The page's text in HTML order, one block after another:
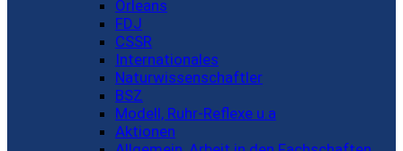
Orleans
FDJ
CSSR
Internationales
Naturwissenschaftler
BSZ
Modell, Ruhr-Reflexe u.a
Aktionen